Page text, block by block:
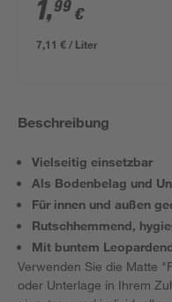
1,99 €
7,11 € / Liter
Beschreibung
Vielseitig einsetzbar
Als Bodenbelag und
Für innen und außen
Rutschhemmend,
Mit buntem
Verwenden Sie die Matte
oder Unterlage in Ihrem